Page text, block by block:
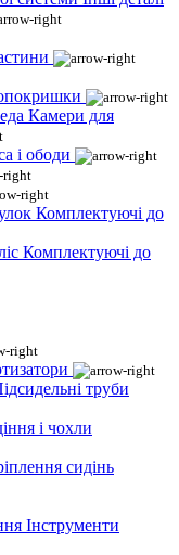
Камери для
і ободи
Комплектуючі до
Комплектуючі до
труби
і чохли
сидінь
Інструменти